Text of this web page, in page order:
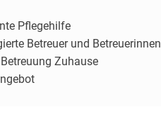
Pflegehilfe
Betreuer und Betreuerinnen
Zuhause